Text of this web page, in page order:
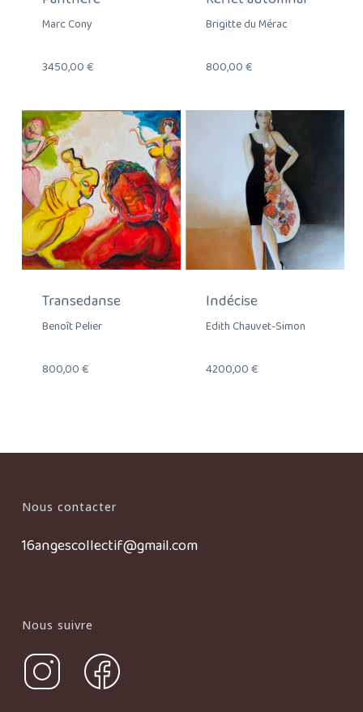
Marc Cony
3450,00€
Brigitte du Mérac
800,00€
Transedanse
Benoît Pelier
800,00€
Indécise
Edith Chauvet-Simon
4200,00€
Nous contacter
16angescollectif@gmail.com
Nous suivre